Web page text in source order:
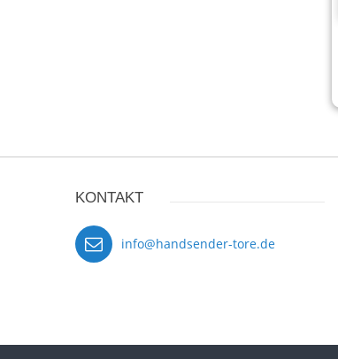
KONTAKT
info@handsender-tore.de